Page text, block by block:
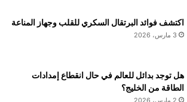
اكتشف فوائد البرتقال السكري للقلب وجهاز المناعة
3 مارس، 2026
هل توجد بدائل للعالم في حال انقطاع إمدادات
الطاقة من الخليج؟
2 مارس، 2026